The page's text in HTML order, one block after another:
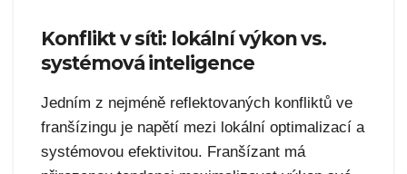
Konflikt v síti: lokální výkon vs.
systémová inteligence
Jedním z nejméně reflektovaných konfliktů ve
franšízingu je napětí mezi lokální optimalizací a
systémovou efektivitou. Franšízant má